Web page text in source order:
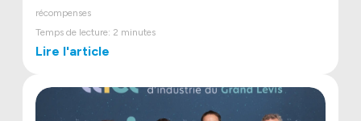
récompenses
Temps de lecture: 2 minutes
Lire l'article